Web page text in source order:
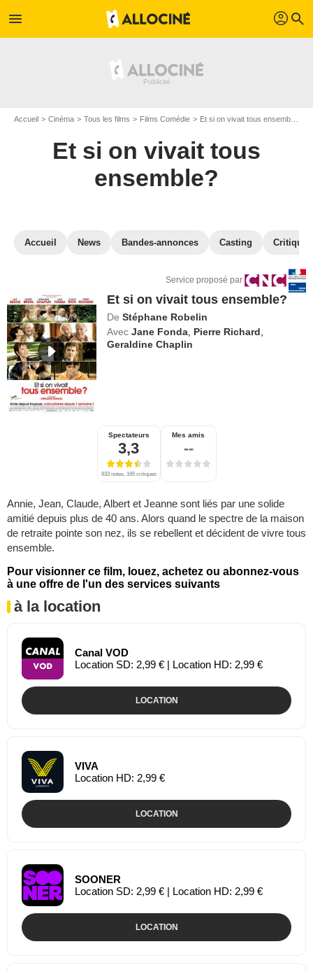
menu profil search
Accueil Cinéma Tous les films Films Comédie Et si on vivait tous ensemble?
Et si on vivait tous
ensemble?
Accueil News Bandes-annonces Casting
Service proposé par
Et si on vivait tous ensemble?
De Stéphane Robelin
Avec Jane Fonda Pierre Richard
Geraldine Chaplin
Spectateurs
3,3
933 notes, 165 critiques
Mes amis
--
Annie, Jean, Claude, Albert et Jeanne sont liés par une solide
amitié depuis plus de 40 ans. Alors quand le spectre de la maison
de retraite pointe son nez, ils se rebellent et décident de vivre tous
ensemble.
Pour visionner ce film, louez, achetez ou abonnez-vous
à une offre de l'un des services suivants
à la location
Canal VOD
Location SD: 2,99 € | Location HD: 2,99 €
LOCATION
VIVA
Location HD: 2,99 €
LOCATION
SOONER
Location SD: 2,99 € | Location HD: 2,99 €
LOCATION